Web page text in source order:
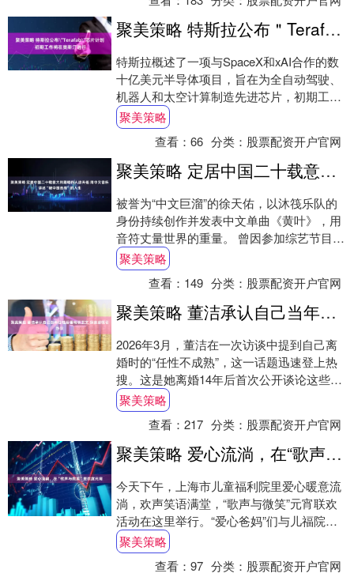
聚美策略 特斯拉公布＂Terafab＂芯片计划 初期工作将在奥斯汀进行
特斯拉概述了一项与SpaceX和xAI合作的数
十亿美元半导体项目，旨在为全自动驾驶、
机器人和太空计算制造先进芯片，初期工作
将在奥斯汀进行。 海量资讯、精准解读，....
聚美策略
查看：66 分类： 股票配资开户官网
聚美策略 定居中国二十载意大利籍唱作人徐天佑 用中文音乐讲述“被中国选择”的人生
被誉为“中文巨溜”的徐天佑，以沐筏乐队的
身份持续创作并发表中文单曲《黄叶》，用
音符丈量世界的重量。 曾因参加综艺节目
《花儿与少年》而被大众熟知的意大利独立
摇滚唱....
聚美策略
查看： 149 分类： 股票配资开户官网
聚美策略 董洁承认自己当年任性后潘粤明发文 深夜感慨引热议
2026年3月，董洁在一次访谈中提到自己离
婚时的“任性不成熟”，这一话题迅速登上热
搜。这是她离婚14年后首次公开谈论这些年
的心路历程。 3月7日晚，潘粤明深夜发....
聚美策略
查看：217 分类： 股票配资开户官网
聚美策略 爱心流淌，在“歌声与微笑”里欢度元宵
今天下午，上海市儿童福利院里爱心暖意流
淌，欢声笑语满堂，“歌声与微笑”元宵联欢
活动在这里举行。“爱心爸妈”们与儿福院的
孩子们搓面团，做元宵，忙得不亦乐乎。安
利志....
聚美策略
查看：97 分类： 股票配资开户官网